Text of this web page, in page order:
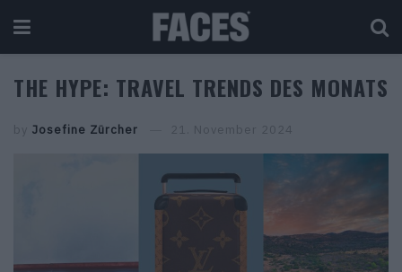
THE HYPE: TRAVEL TRENDS DES MONATS
by Josefine Zürcher 21. November 2024